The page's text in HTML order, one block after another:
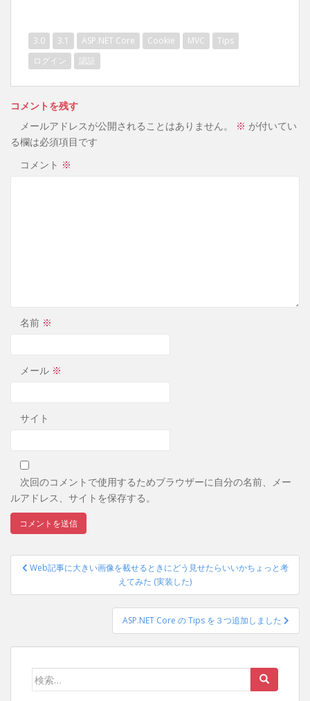
3.0 3.1 ASP.NET Core Cookie MVC
Tips
ログイン
認証
コメントを残す
メールアドレスが公開されることはありません。
※ が付いてい
る欄は必須項目です
コメント ※
名前 ※
メール ※
サイト
次回のコメントで使用するためブラウザーに自分の名前、メー
ルアドレス、サイトを保存する。
投
ナ
ー
Web記事に大きい画像を載せるときにどう見せたらいいかちょっと考
えてみた (実装した)
ASP.NET Core の Tips を３つ追加しました
検